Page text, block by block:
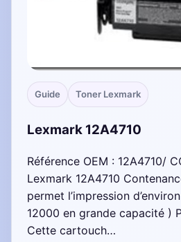
Guide Toner Lexmark
Lexmark 12A4710
Référence OEM : 12A4710/
Lexmark 12A4710
permet l’impression
12000 en grande capacité )
Cette cartouch…